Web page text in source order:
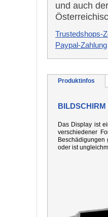
und auch der
Trustedshops-
Paypal-Zahlung
Produktinfos
Das Display ist
verschiedener
Beschädigungen
oder ist